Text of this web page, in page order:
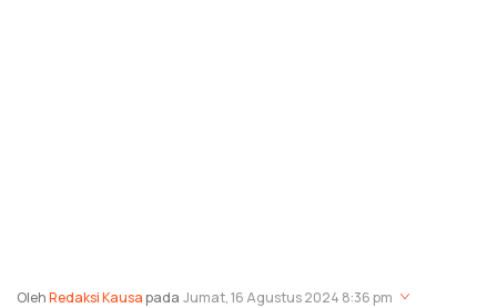
OlehRedaksi Kausapada Jumat, 16 Agustus 2024 8:36 pm